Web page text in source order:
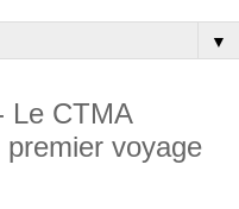
▼
Le CTMA
voyage